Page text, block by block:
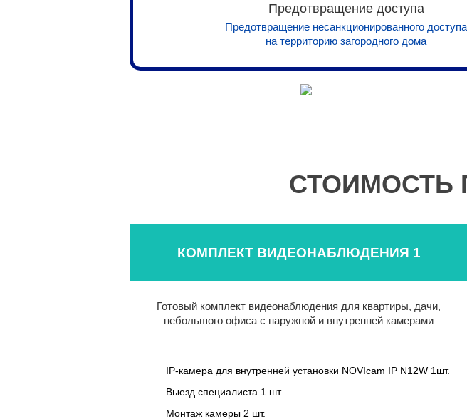
Предотвращение доступа
Предотвращение несанкционированного доступа
на территорию загородного дома
СТОИМОСТЬ
КОМПЛЕКТ ВИДЕОНАБЛЮДЕНИЯ 1
Готовый комплект видеонаблюдения для квартиры, дачи,
небольшого офиса с наружной и внутренней камерами
IP-камера для внутренней установки NOVIcam IP N12W 1шт.
Выезд специалиста 1 шт.
Монтаж камеры 2 шт.